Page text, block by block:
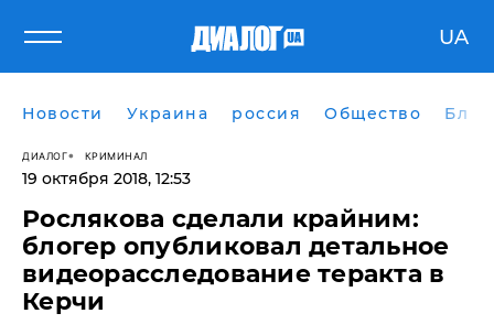
UA
Новости Украина россия Общество
ДИАЛОГ КРИМИНАЛ
19 октября 2018, 12:53
Рослякова сделали крайним:
блогер опубликовал детальное
видеорасследование теракта в
Керчи